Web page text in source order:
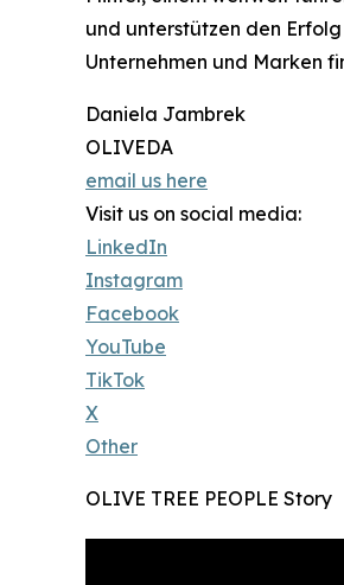
und unterstützen den
Unternehmen und Marken
Daniela Jambrek
OLIVEDA
email us here
Visit us on social media:
LinkedIn
Instagram
Facebook
YouTube
TikTok
X
Other
OLIVE TREE PEOPLE Story